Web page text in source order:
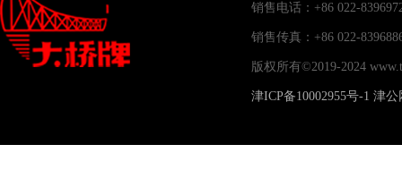
销售电话：+86 022-
销售传真：+86 022-
版权所有©2019-2024
津ICP备10002955号-1 津公